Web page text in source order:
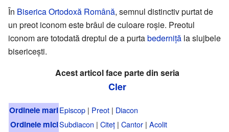
În Biserica Ortodoxă Română, semnul distinctiv purtat de
un preot iconom este brâul de culoare roșie. Preotul
iconom are totodată dreptul de a purtabederniță la slujbele
bisericești.
Acest articol face parte din seria
Cler
Ordinele mariEpiscop | Preot | Diacon
Ordinele miciSubdiacon | Citeț | Cantor | Acolit